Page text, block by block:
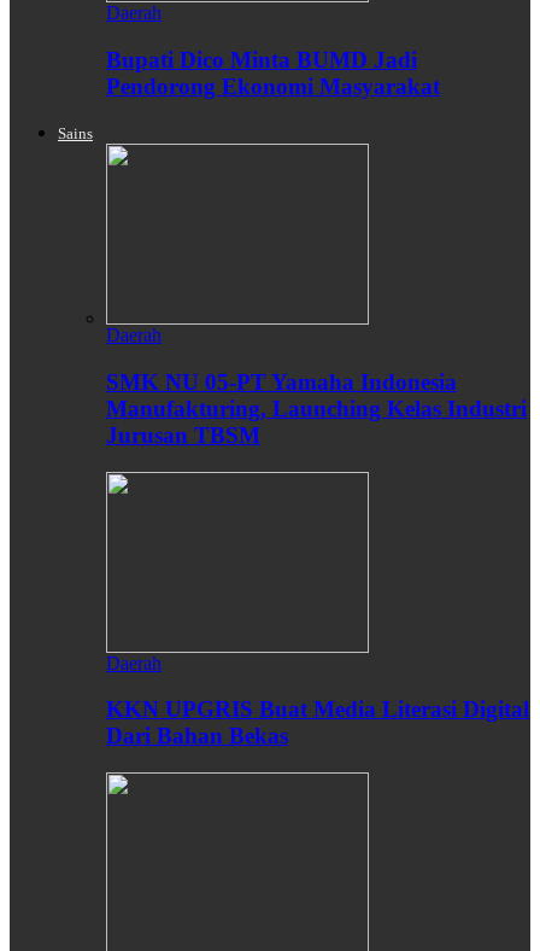
Daerah
Bupati Dico Minta BUMD Jadi
Pendorong Ekonomi Masyarakat
Sains
Daerah
SMK NU 05-PT Yamaha Indonesia
Manufakturing, Launching Kelas Industri
Jurusan TBSM
Daerah
KKN UPGRIS Buat Media Literasi Digital
Dari Bahan Bekas